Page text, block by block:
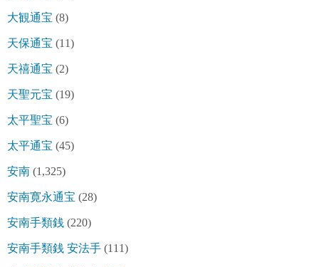
大観通宝 (8)
天保通宝 (11)
天禧通宝 (2)
天聖元宝 (19)
太平聖宝 (6)
太平通宝 (45)
安南 (1,325)
安南寛永通宝 (28)
安南手類銭 (220)
安南手類銭 安法手 (111)